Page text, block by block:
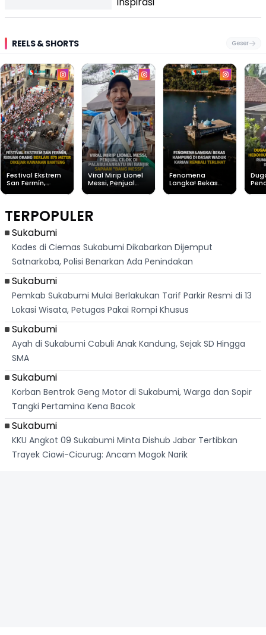
REELS & SHORTS Geser
Festival Ekstrem
San Fermín,
Banteng
Viral Mirip Lionel
Messi, Penjual
"Bang Messi"
Fenomena
Langka! Bekas
TERPOPULER
Sukabumi
Kades di Ciemas Sukabumi Dikabarkan Dijemput
Satnarkoba, Polisi Benarkan Ada Penindakan
Sukabumi
Pemkab Sukabumi Mulai Berlakukan Tarif Parkir Resmi di 13
Lokasi Wisata, Petugas Pakai Rompi Khusus
Sukabumi
Ayah di Sukabumi Cabuli Anak Kandung, Sejak SD Hingga
SMA
Sukabumi
Korban Bentrok Geng Motor di Sukabumi, Warga dan Sopir
Tangki Pertamina Kena Bacok
Sukabumi
KKU Angkot 09 Sukabumi Minta Dishub Jabar Tertibkan
Trayek Ciawi-Cicurug: Ancam Mogok Narik